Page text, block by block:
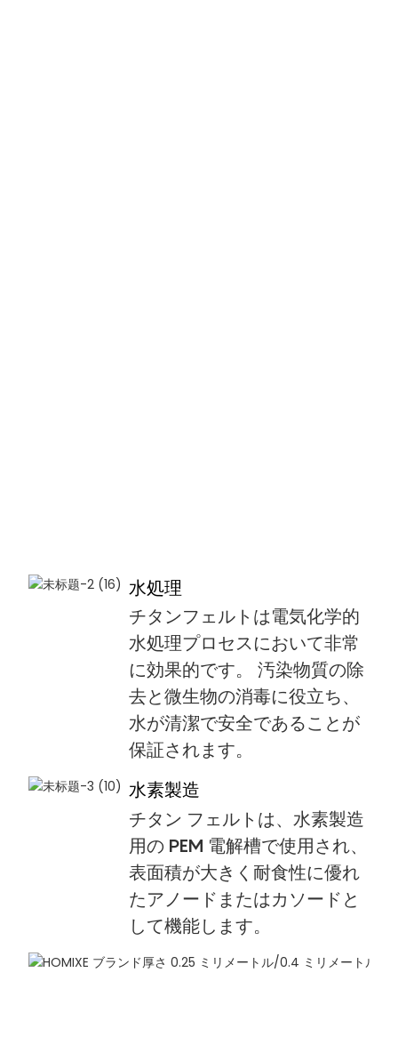
水処理
チタンフェルトは電気化学的
水処理プロセスにおいて非常
に効果的です。 汚染物質の除
去と微生物の消毒に役立ち、
水が清潔で安全であることが
保証されます。
水素製造
チタン フェルトは、水素製造
用の PEM 電解槽で使用され、
表面積が大きく耐食性に優れ
たアノードまたはカソードと
して機能します。